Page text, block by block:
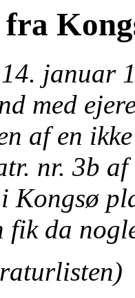
januar
med
af en
nr. 3b
fik da